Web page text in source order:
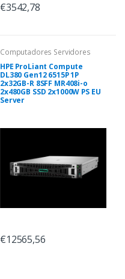
€3542,78
Computadores Servidores
HPE ProLiant Compute
DL380 Gen12 6515P 1P
2x32GB-R 8SFF MR408i-o
2x480GB SSD 2x1000W PS EU
Server
€12565,56